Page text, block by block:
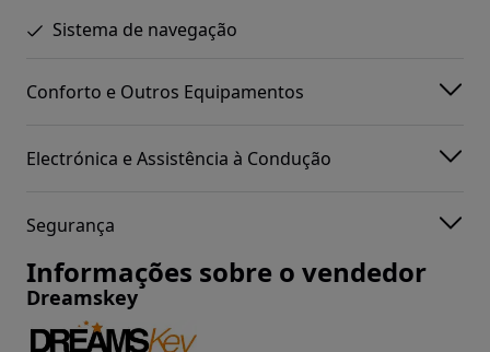
Sistema de navegação
Conforto e Outros Equipamentos
Electrónica e Assistência à Condução
Segurança
Informações sobre o vendedor
Dreamskey